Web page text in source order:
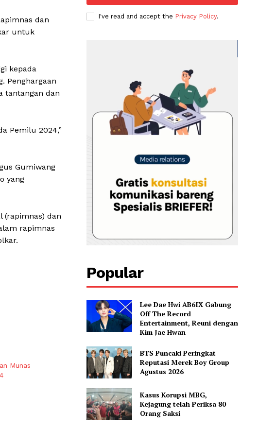
dan
untuk
kepada
Penghargaan
tantangan dan
Pemilu 2024,”
Gumiwang
yang
(rapimnas) dan
rapimnas
Munas
I've read and accept the Privacy Policy.
Popular
Lee Dae Hwi AB6IX Gabung
Off The Record
Entertainment, Reuni dengan
Kim Jae Hwan
BTS Puncaki Peringkat
Reputasi Merek Boy Group
Agustus 2026
Kasus Korupsi MBG,
Kejagung telah Periksa 80
Orang Saksi